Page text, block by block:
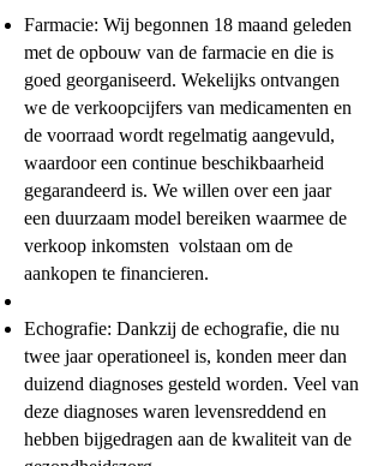
Farmacie: Wij begonnen 18 maand geleden
met de opbouw van de farmacie en die is
goed georganiseerd. Wekelijks ontvangen
we de verkoopcijfers van medicamenten en
de voorraad wordt regelmatig aangevuld,
waardoor een continue beschikbaarheid
gegarandeerd is. We willen over een jaar
een duurzaam model bereiken waarmee de
verkoop inkomsten volstaan om de
aankopen te financieren.
Echografie: Dankzij de echografie, die nu
twee jaar operationeel is, konden meer dan
duizend diagnoses gesteld worden. Veel van
deze diagnoses waren levensreddend en
hebben bijgedragen aan de kwaliteit van de